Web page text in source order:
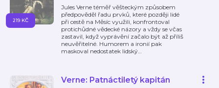
Jules Verne téměř věšteckým způsobem
předpověděl řadu prvků, které později lidé
při cestě na Měsíc využili, konfrontoval
protichůdné vědecké názory a vždy se včas
zastavil, když vyprávění začalo být až příliš
neuvěřitelné. Humorem a ironií pak
maskoval nedostatek lidský…
219 KČ
Verne: Patnáctiletý kapitán